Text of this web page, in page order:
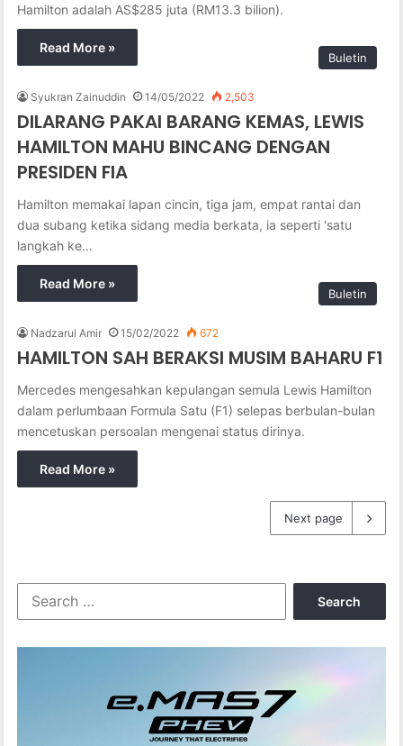
Hamilton adalah AS$285 juta (RM13.3 bilion).
Read More »
Buletin
Syukran Zainuddin 14/05/2022 2,503
DILARANG PAKAI BARANG KEMAS, LEWIS
HAMILTON MAHU BINCANG DENGAN
PRESIDEN FIA
Hamilton memakai lapan cincin, tiga jam, empat rantai dan
dua subang ketika sidang media berkata, ia seperti 'satu
langkah ke…
Read More »
Buletin
Nadzarul Amir 15/02/2022 672
HAMILTON SAH BERAKSI MUSIM BAHARU F1
Mercedes mengesahkan kepulangan semula Lewis Hamilton
dalam perlumbaan Formula Satu (F1) selepas berbulan-bulan
mencetuskan persoalan mengenai status dirinya.
Read More »
Next page
r
f